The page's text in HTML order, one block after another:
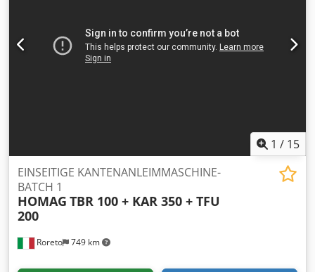
1 / 15
Roreto 749 km
EINSEITIGE KANTENANLEIMMASCHINE-
BATCH 1
HOMAG TBR 100 + KAR 350 + TFU
200